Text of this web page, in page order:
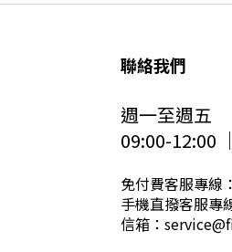
聯絡我們
週一至週五
09:00-12:00
免付費客服專線
手機直撥客服專
信箱：